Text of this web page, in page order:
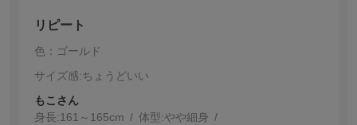
リピート
色：ゴールド
サイズ感:ちょうどいい
もこさん
身長:161～165cm 体型:細身